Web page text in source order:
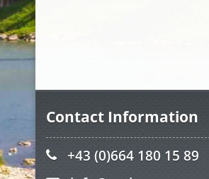
Contact Information
+43 (0)664 180 15 89